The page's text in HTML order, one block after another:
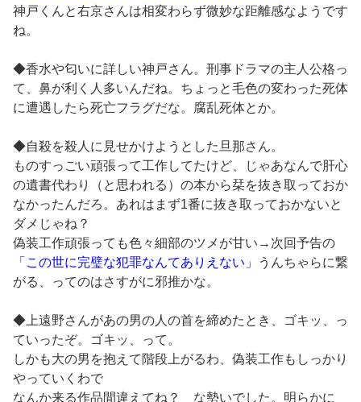
神戸くんと右京さんは相変わらず微妙な距離感なようです
ね。
◆香水や匂いに詳しい神戸さん。刑事ドラマの主人公格っ
て、鼻が利く人多いんだね。ちょっと毛色の変わった死体
に遭遇したら死亡フラグだな。腐乱死体とか。
◆自殺を殺人に見せかけようとした旦那さん。
ものすっごい頑張って工作してたけど、じゃあなんで肝心
の遺書代わり（と思われる）の本から栞を抜き取っておか
なかったんだろ。あれはまず1番に抜き取っておかないと
ダメじゃね？
偽装工作頑張っても色々細部のツメが甘い→次回予告の
「この世に完璧な犯罪なんてありえない」
うんちゃらに繋
がる、ってのはさすがに邪推かな。
◆上遠野さんがあの男の人の首を締めたとき、ゴキッ、っ
ていったぞ。ゴキッ、って。
しかも大の男を抱えて階段上がるわ、偽装工作もしっかり
やっていくわで
なんか来る作品間違えてね？ な勢いでした。明らかに